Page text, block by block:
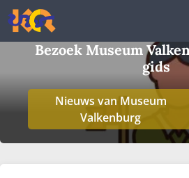
Ga
naar
de
inhoudBezoek Museum
gids
Nieuws van Museum
Valkenburg